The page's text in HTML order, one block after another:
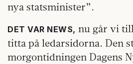
nya statsminister”.
DET VAR NEWS, nu går vi
titta på ledarsidorna. Den
morgontidningen Dagens